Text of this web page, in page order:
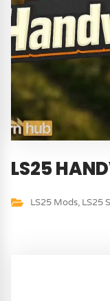
LS25
LS25 Mods, LS25